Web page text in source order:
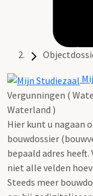
Vergunningen (
Waterland )
Hier kunt u nagaan
bouwdossier
bepaald adres heeft.
niet alle velden
Steeds meer